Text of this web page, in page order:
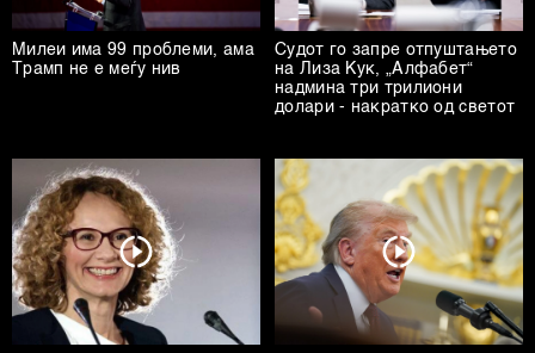
Милеи има 99 проблеми, ама
Трамп не е меѓу нив
Судот го запре отпуштањето
на Лиза Кук, „Алфабет“
надмина три трилиони
долари - накратко од светот